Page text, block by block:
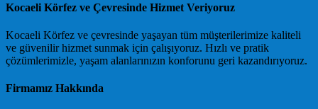
Kocaeli Körfez ve Çevresinde Hizmet Veriyoruz
Kocaeli Körfez ve çevresinde yaşayan tüm müşterilerimize kaliteli
ve güvenilir hizmet sunmak için çalışıyoruz. Hızlı ve pratik
çözümlerimizle, yaşam alanlarınızın konforunu geri kazandırıyoruz.
Firmamız Hakkında